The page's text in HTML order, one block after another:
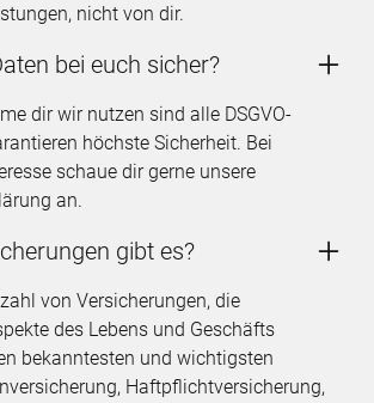
nicht von dir.
bei euch sicher?
dir wir nutzen sind alle DSGVO-
höchste Sicherheit. Bei
schaue dir gerne unsere
an.
gibt es?
von Versicherungen, die
des Lebens und Geschäfts
bekanntesten und wichtigsten
Haftpflichtversicherung,